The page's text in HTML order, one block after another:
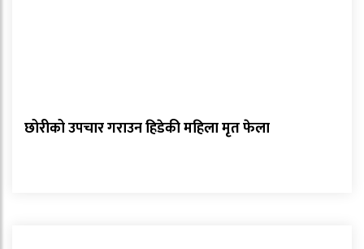
छोरीको उपचार गराउन हिडेकी महिला मृत फेला